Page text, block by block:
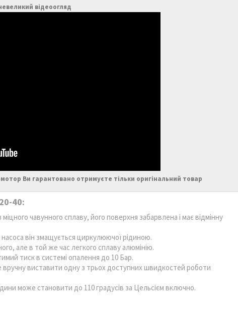
відеоогляд
Ви гарантовано отримуєте тільки оригінальний товар
40:
чавунного сплаву, його поверхня забарвлена і має відмінну
він змащується циркулюючої рідиною.
але в той же час легкого сплаву алюмінію.
тиск в системі опалення до 10 Бар.
виставити одну з трьох доступних швидкостей роботи
може становити до 110 градусів за Цельсієм включно.